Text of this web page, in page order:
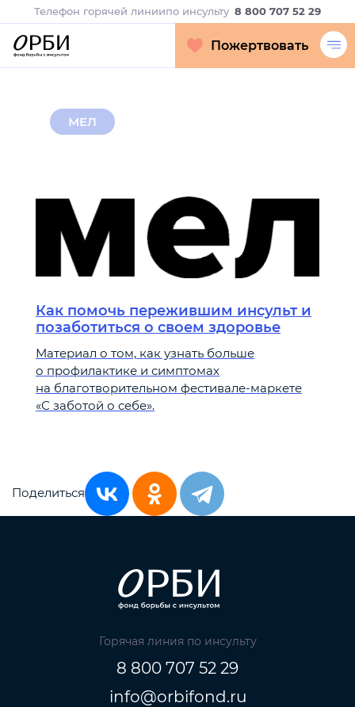
Телефон горячей линиипо инсульту 8 800 707 52 29
Пожертвовать
МЕЛ
Как помочь пережившим инсульт и
позаботиться о своем здоровье
Материал о том, как узнать больше
о профилактике и симптомах
на благотворительном фестивале-маркете
«С заботой о себе».
Поделиться
Горячая линия по инсульту
8 800 707 52 29
info@orbifond.ru